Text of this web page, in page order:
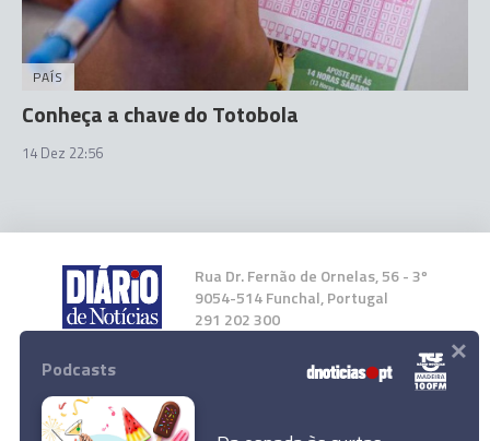
PAÍS
Conheça a chave do Totobola
14 Dez 22:56
Rua Dr. Fernão de Ornelas, 56 - 3º
9054-514 Funchal, Portugal
291 202 300
Instale a nossa App
Podcasts ×